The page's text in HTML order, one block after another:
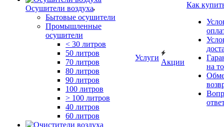
Осушители воздуха
Бытовые осушители
Промышленные
осушители
< 30 литров
50 литров
70 литров
80 литров
90 литров
100 литров
> 100 литров
40 литров
60 литров
Услуги
Акции
Как
на